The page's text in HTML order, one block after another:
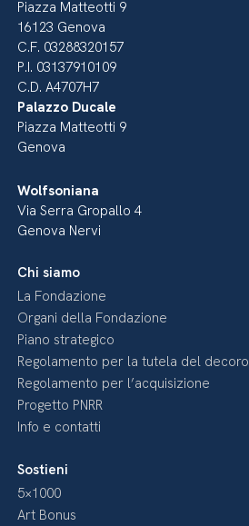
Piazza Matteotti 9
16123 Genova
C.F. 03288320157
P.I. 03137910109
C.D. A4707H7
Palazzo Ducale
Piazza Matteotti 9
Genova
Wolfsoniana
Via Serra Gropallo 4
Genova Nervi
Chi siamo
La Fondazione
Organi della Fondazione
Piano strategico
Regolamento per la tutela del decoro
Regolamento per l’acquisizione
Progetto PNRR
Info e contatti
Sostieni
5×1000
Art Bonus